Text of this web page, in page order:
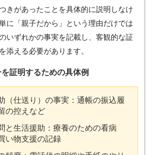
きがあったことを具体的に説明しなけ
に「親子だから」という理由だけでは
いずれかの事実を記載し、客観的な証
添える必要があります。
証明するための具体例
（仕送り）の事実：通帳の振込履
の控えなど
と生活援助：療養のための看病
い物支援の記録